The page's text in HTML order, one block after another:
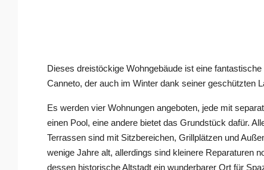
Dieses dreistöckige Wohngebäude ist eine
Canneto, der auch im Winter dank seiner geschützten
Es werden vier Wohnungen angeboten, jede mit
einen Pool, eine andere bietet das Grundstück dafür.
Terrassen sind mit Sitzbereichen, Grillplätzen und
wenige Jahre alt, allerdings sind kleinere Reparaturen
dessen historische Altstadt ein wunderbarer Ort für